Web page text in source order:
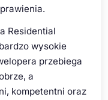
Residential
wysokie
przebiega
a
kompetentni oraz